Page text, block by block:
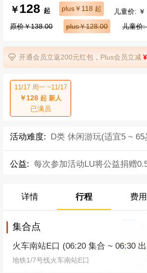
￥128起 plus￥118 起 儿童价:
原价￥138.00 plus￥128.00 儿童价:
开通会员立返200元红包，Plus会员立减
11/17 周一 ~11/17
￥128起 新人
已满员
活动难度: D类 休闲游玩(适宜5 ~ 65
公益: 每次参加活动LU将公益捐赠
详情 行程 费用
集合点
火车南站E口 (06:20 集合 ~ 06:30
地铁1/7号线火车南站E口